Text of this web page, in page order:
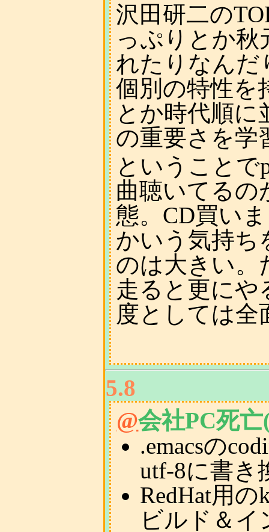
沢田研二の
っぷりとか秋
れたりなんだ
個別の特性を
とか時代順
の重要さを学
ということで
曲聴いてるの
態。CD買い
かいう気持ち
のは大きい。
走ると更にや
度としては全
5.8
@会社PC死亡
.emacsの
utf-8に書き
RedHat用
ビルド＆イ